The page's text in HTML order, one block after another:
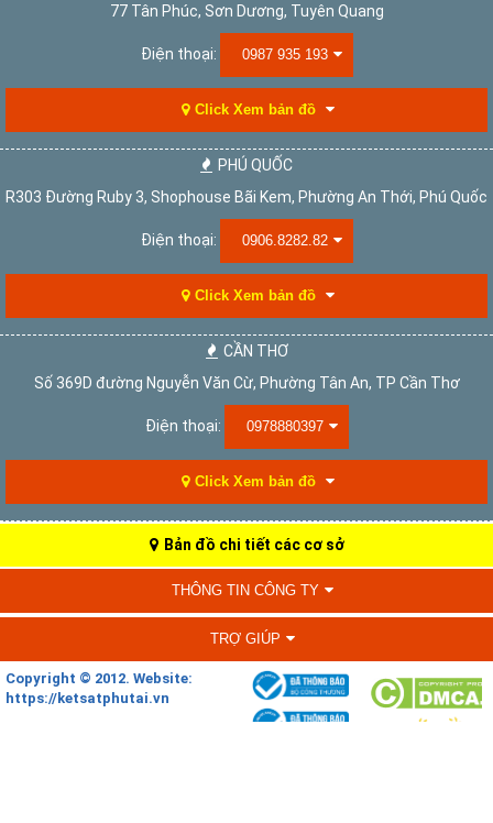
77 Tân Phúc, Sơn Dương, Tuyên Quang
Điện thoại: 0987 935 193
Click Xem bản đồ
PHÚ QUỐC
R303 Đường Ruby 3, Shophouse Bãi Kem, Phường An Thới, Phú Quốc
Điện thoại: 0906.8282.82
Click Xem bản đồ
CẦN THƠ
Số 369D đường Nguyễn Văn Cừ, Phường Tân An, TP Cần Thơ
Điện thoại: 0978880397
Click Xem bản đồ
Bản đồ chi tiết các cơ sở
THÔNG TIN CÔNG TY
TRỢ GIÚP
Copyright © 2012. Website:
https://ketsatphutai.vn